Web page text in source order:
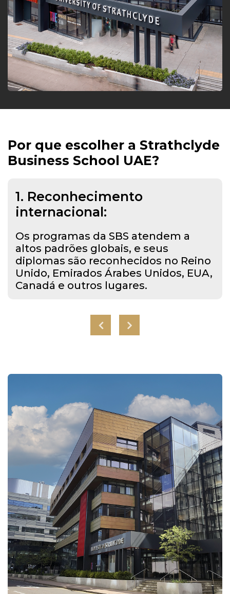
Por que escolher a Strathclyde
Business School UAE?
1. Reconhecimento
internacional:
Os programas da SBS atendem a
altos padrões globais, e seus
diplomas são reconhecidos no Reino
Unido, Emirados Árabes Unidos, EUA,
Canadá e outros lugares.